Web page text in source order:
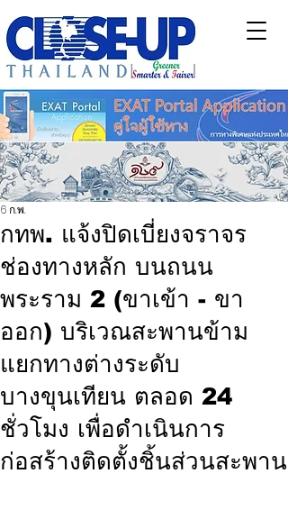
กทพ. แจ้งปิดเบี่ยงจราจร
ช่องทางหลัก บนถนน
พระราม 2 (ขาเข้า - ขา
ออก) บริเวณสะพานข้าม
แยกทางต่างระดับ
บางขุนเทียน ตลอด 24
ชั่วโมง เพื่อดำเนินการ
ก่อสร้างติดตั้งชิ้นส่วนสะพาน
6 ก.พ.